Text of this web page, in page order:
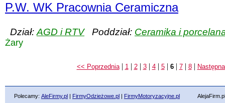
P.W. WK Pracownia Ceramiczna
Dział: AGD i RTVPoddział: Ceramika i
Żary
<< Poprzednia| 1 | 2| 3| 4| 5| 6| 7| 8|
Polecamy: AleFirmy.pl | FirmyOdzieżowe.pl | FirmyMotoryzacyjne.pl AlejaFirm.pl